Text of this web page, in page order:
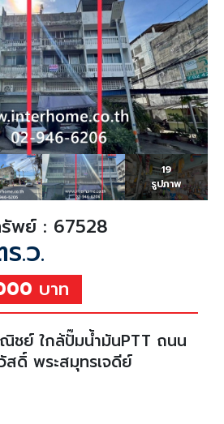
19
รูปภาพ
พย์ : 67528
.ว.
บาท
ชย์ ใกล้ปั๊มน้ำมันPTT ถนน
ดิ์ พระสมุทรเจดีย์